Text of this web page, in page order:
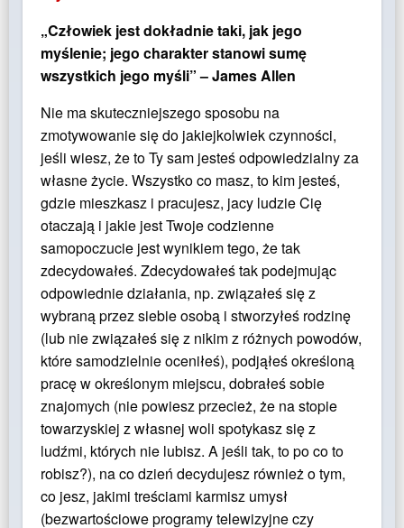
„Człowiek jest dokładnie taki, jak jego
myślenie; jego charakter stanowi sumę
wszystkich jego myśli” – James Allen
Nie ma skuteczniejszego sposobu na
zmotywowanie się do jakiejkolwiek czynności,
jeśli wiesz, że to Ty sam jesteś odpowiedzialny za
własne życie. Wszystko co masz, to kim jesteś,
gdzie mieszkasz i pracujesz, jacy ludzie Cię
otaczają i jakie jest Twoje codzienne
samopoczucie jest wynikiem tego, że tak
zdecydowałeś. Zdecydowałeś tak podejmując
odpowiednie działania, np. związałeś się z
wybraną przez siebie osobą i stworzyłeś rodzinę
(lub nie związałeś się z nikim z różnych powodów,
które samodzielnie oceniłeś), podjąłeś określoną
pracę w określonym miejscu, dobrałeś sobie
znajomych (nie powiesz przecież, że na stopie
towarzyskiej z własnej woli spotykasz się z
ludźmi, których nie lubisz. A jeśli tak, to po co to
robisz?), na co dzień decydujesz również o tym,
co jesz, jakimi treściami karmisz umysł
(bezwartościowe programy telewizyjne czy